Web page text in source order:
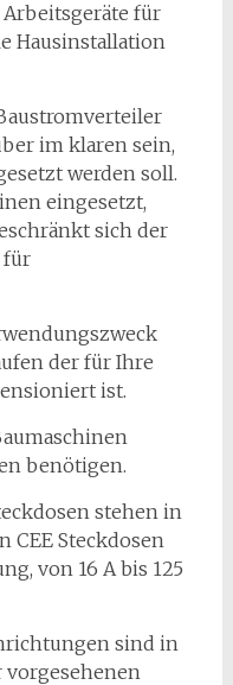
für
Hausinstallation
im klaren sein,
werden soll.
eingesetzt,
sich der
für
der für Ihre
ist.
benötigen.
stehen in
CEE Steckdosen
von 16 A bis 125
sind in
vorgesehenen